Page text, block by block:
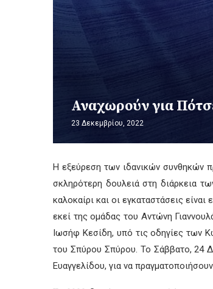
Αναχωρούν για
23 Δεκεμβρίου, 2022
Η εξεύρεση των ιδανικών συνθηκών
σκληρότερη δουλειά στη διάρκεια
καλοκαίρι και οι εγκαταστάσεις
εκεί της ομάδας του Αντώνη
Ιωσήφ Κεσίδη, υπό τις οδηγίες των
του Σπύρου Σπύρου. Το Σάββατο, 24
Ευαγγελίδου, για να